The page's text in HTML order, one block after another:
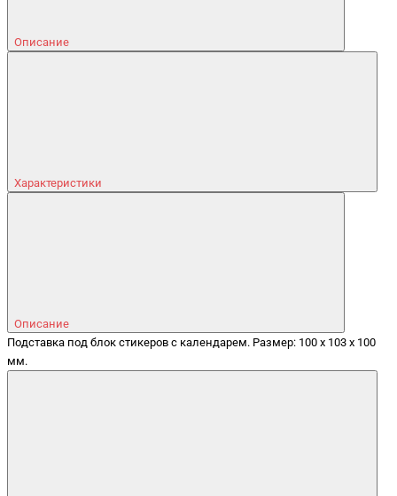
Описание
Характеристики
Описание
Подставка под блок стикеров с календарем. Размер: 100 x 103 x 100
мм.